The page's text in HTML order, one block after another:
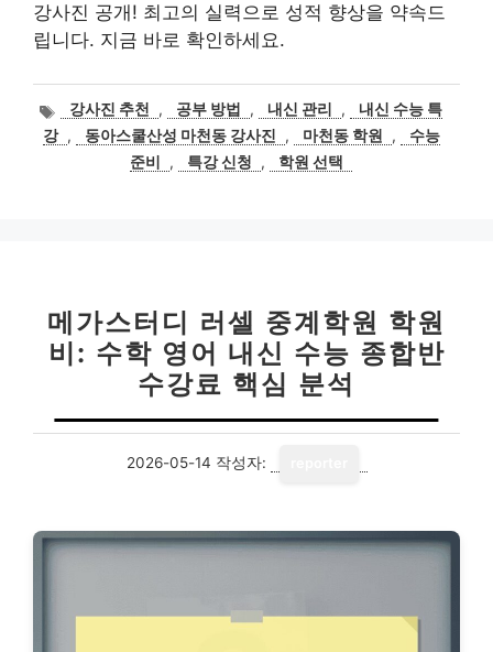
강사진 공개! 최고의 실력으로 성적 향상을 약속드
립니다. 지금 바로 확인하세요.
태강사진 추천 , 공부 방법 , 내신 관리 ,
내신 수능 특
강 , 동아스쿨산성 마천동 강사진 , 마천동 학원 ,
수능
준비
, 특강 신청 , 학원 선택
메가스터디 러셀 중계학원 학원
비: 수학 영어 내신 수능 종합반
수강료 핵심 분석
2026-05-14 작성자: